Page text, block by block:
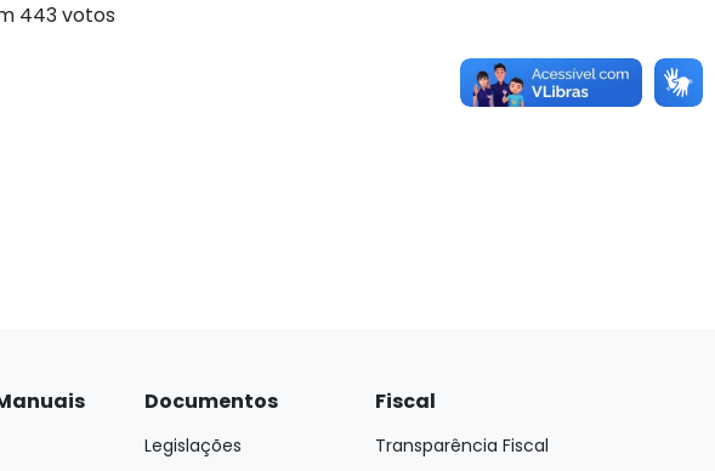
443 votos
Documentos
Legislações
Fiscal
Transparência Fiscal